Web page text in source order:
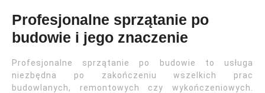
Profesjonalne sprzątanie po
budowie i jego znaczenie
Profesjonalne sprzątanie po budowie to usługa
niezbędna po zakończeniu wszelkich prac
budowlanych, remontowych czy wykończeniowych.